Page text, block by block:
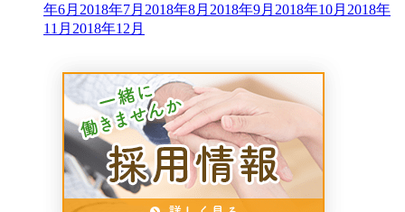
年6月 2018年7月 2018年8月 2018年9月 2018年10月 2018年
11月 2018年12月